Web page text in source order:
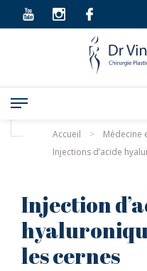
Accueil > Médecine
Injections d’acide
Injection
les cernes